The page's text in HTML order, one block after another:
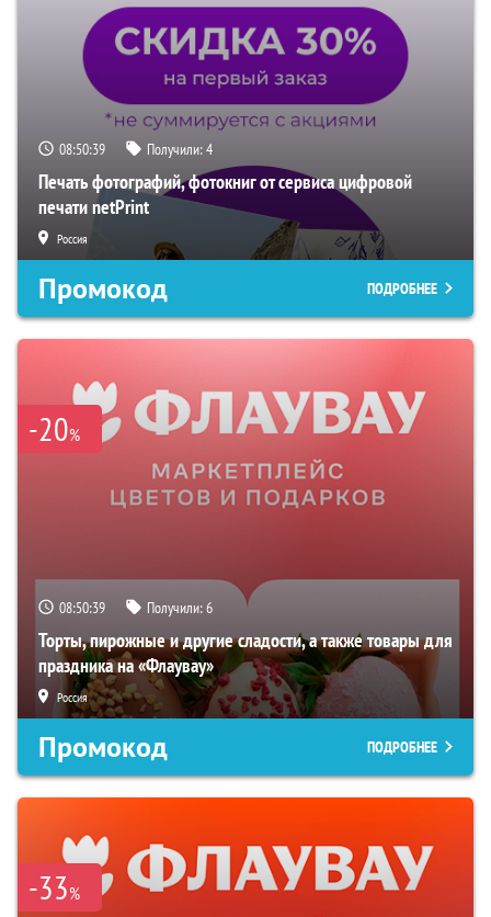
08:50:38 Получили:4
Печать фотографий, фотокниг от сервиса цифровой
печати netPrint
Россия
Промокод ПОДРОБНЕЕ
-20%
08:50:38 Получили:6
Торты, пирожные и другие сладости, а также товары для
праздника на «Флаувау»
Россия
Промокод ПОДРОБНЕЕ
-33%